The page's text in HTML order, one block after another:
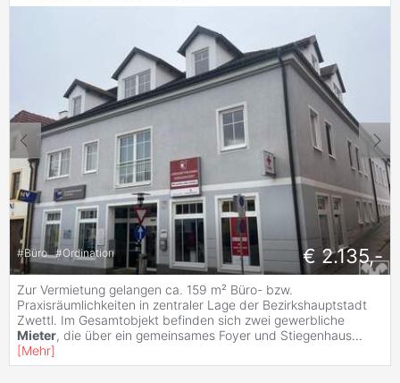
#Büro #Ordination € 2.135,-
Zur Vermietung gelangen ca. 159 m² Büro- bzw.
Praxisräumlichkeiten in zentraler Lage der Bezirkshauptstadt
Zwettl. Im Gesamtobjekt befinden sich zwei gewerbliche
Mieter, die über ein gemeinsames Foyer und Stiegenhaus...
[Mehr]